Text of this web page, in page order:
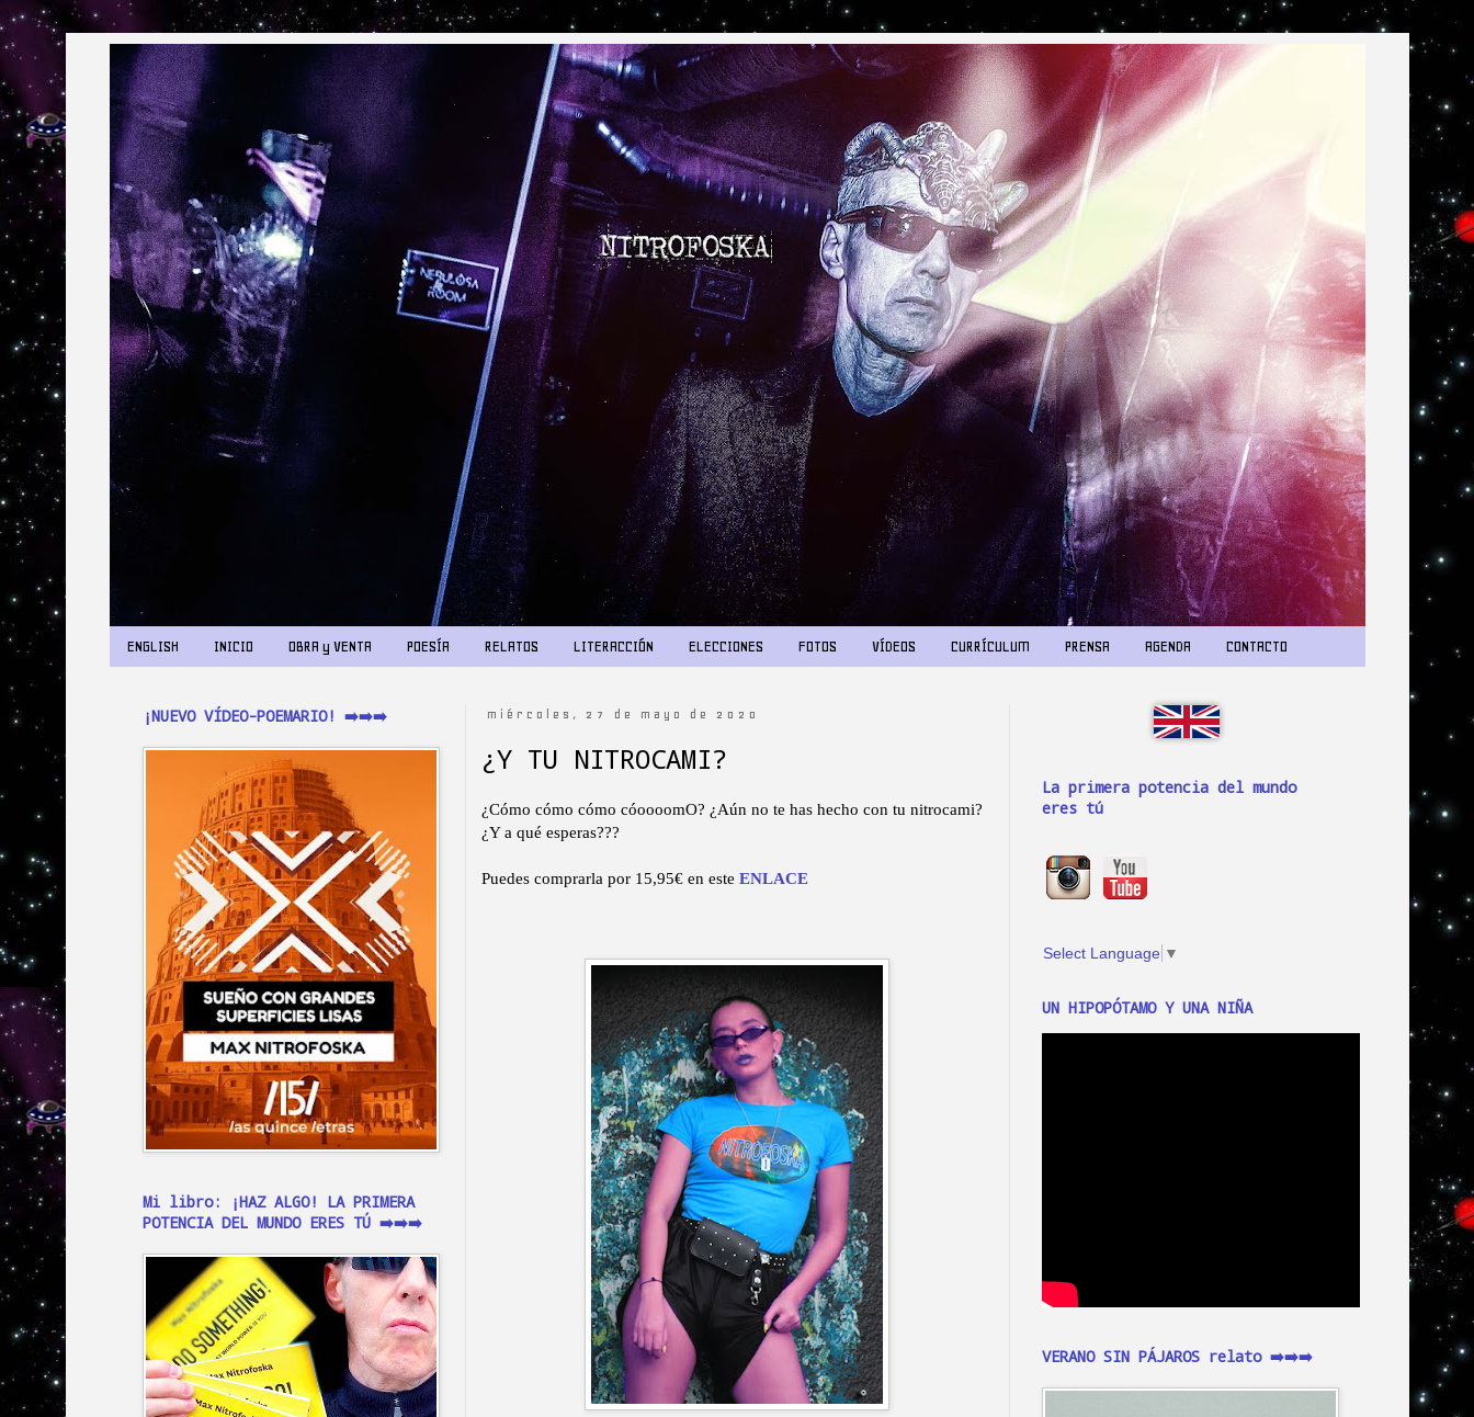
ENGLISH INICIO OBRA y VENTA POESÍA RELATOS LITERACCIÓN ELECCIONES FOTOS VÍDEOS CURRÍCULUM PRENSA AGENDA CONTACTO
miércoles, 27 de mayo de 2020
¿Y TU NITROCAMI?
¿Cómo cómo cómo cóoooomO? ¿Aún no te has hecho con tu nitrocami?
¿Y a qué esperas???
Puedes comprarla por 15,95€ en este ENLACE
¡NUEVO VÍDEO-POEMARIO! ➡️➡️➡️
Mi libro: ¡HAZ ALGO! LA PRIMERA
POTENCIA DEL MUNDO ERES TÚ ➡️➡️➡️
La primera potencia del mundo
eres tú
Select Language ▼
UN HIPOPÓTAMO Y UNA NIÑA
VERANO SIN PÁJAROS relato ➡️➡️➡️